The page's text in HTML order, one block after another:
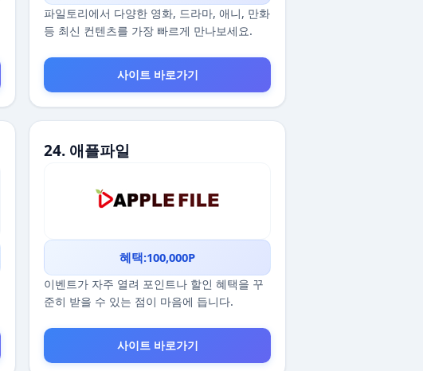
파일토리에서 다양한 영화, 드라마, 애니, 만화
등 최신 컨텐츠를 가장 빠르게 만나보세요.
사이트 바로가기
24. 애플파일
혜택:100,000P
이벤트가 자주 열려 포인트나 할인 혜택을 꾸
준히 받을 수 있는 점이 마음에 듭니다.
사이트 바로가기